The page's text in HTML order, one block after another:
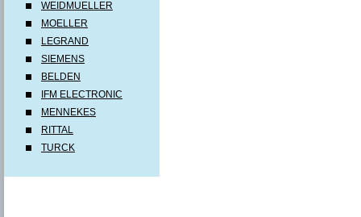
WEIDMUELLER
MOELLER
LEGRAND
SIEMENS
BELDEN
IFM ELECTRONIC
MENNEKES
RITTAL
TURCK